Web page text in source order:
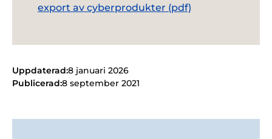
export av cyberprodukter (pdf)
Uppdaterad:8 januari 2026
Publicerad:8 september 2021